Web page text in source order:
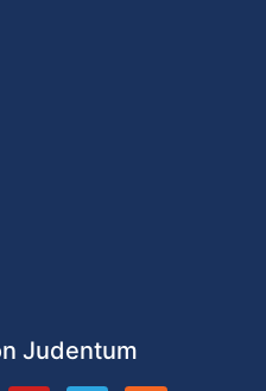
Judentum